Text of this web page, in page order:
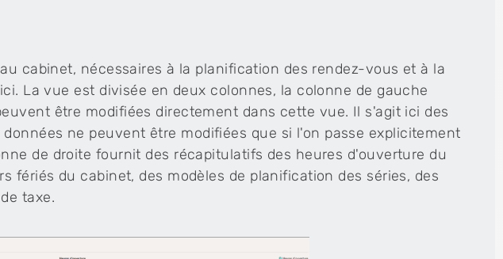
les cabinets de
adapté aux
complémentaire selon
cabinet, nécessaires à la planification des rendez-vous et à la
La vue est divisée en deux colonnes, la colonne de gauche
être modifiées directement dans cette vue. Il s'agit ici des
ne peuvent être modifiées que si l'on passe explicitement
de droite fournit des récapitulatifs des heures d'ouverture du
fériés du cabinet, des modèles de planification des séries, des
taxe.